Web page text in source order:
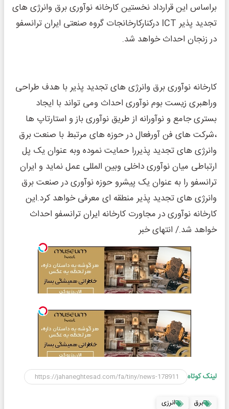
براساس این قرارداد نخستین کارخانه نوآوری برق وانرژی های
تجدید پذیر ICT درکنارکارخانجات گروه صنعتی ایران ترانسفو
در زنجان احداث خواهد شد.
کارخانه نوآوری برق وانرژی های تجدید پذیر با هدف طراحی
وراهبری زیست بوم نوآوری احداث ومی تواند با ایجاد
بستری جامع و نوآورانه از طریق نوآوری باز و استارتاپ ها
،شرکت های فن آورفعال در حوزه های مرتبط با صنعت برق
وانرژی های تجدید پذیررا حمایت نموده وبه عنوان یک پل
ارتباطی میان نوآوری داخلی وبین المللی عمل نماید و ایران
ترانسفو را به عنوان یک پیشرو حوزه نوآوری در صنعت برق
وانرژی های تجدید پذیر منطقه ای معرفی خواهد کرد.این
کارخانه نوآوری در مجاورت کارخانه ایران ترانسفو احداث
خواهد شد./ انتهای خبر
لینک کوتاه
برق انرزی